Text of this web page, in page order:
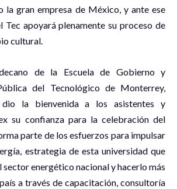
la gran empresa de México, y ante ese
Tec apoyará plenamente su proceso de
cultural.
de la Escuela de Gobierno y
del Tecnológico de Monterrey,
dio la bienvenida a los asistentes y
su confianza para la celebración del
parte de los esfuerzos para impulsar
estrategia de esta universidad que
energético nacional y hacerlo más
a través de capacitación, consultoría